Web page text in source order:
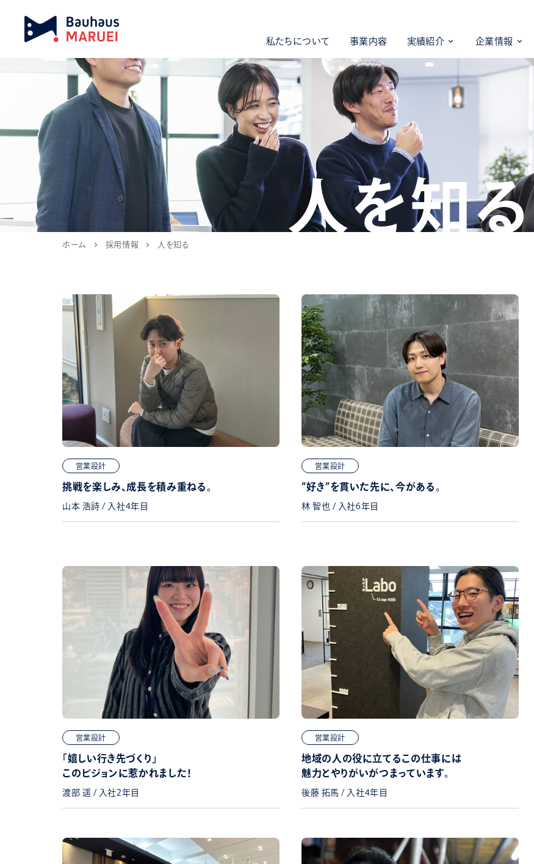
私たちについて 事業内容 実績紹介 企業情報
人を知る
ホーム chevron_right 採用情報 chevron_right 人を知る
営業設計
挑戦を楽しみ、成長を積み重ねる。
山本 浩詩 / 入社4年目
営業設計
”好き”を貫いた先に、今がある。
林 智也 / 入社6年目
営業設計
「嬉しい行き先づくり」
このビジョンに惹かれました！
渡部 遥 / 入社2年目
営業設計
地域の人の役に立てるこの仕事には
魅力とやりがいがつまっています。
後藤 拓馬 / 入社4年目